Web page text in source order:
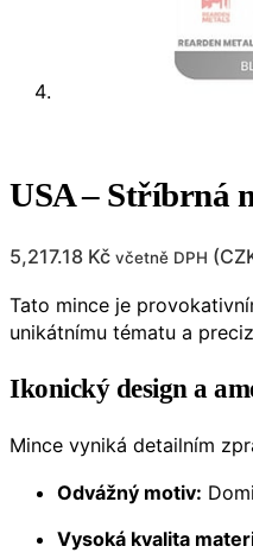
USA – Stříbrná
5,217.18 Kč včetně DPH (
Tato mince je
unikátnímu tématu a
Ikonický design a
Mince vyniká detailním
Odvážný motiv:
Vysoká kvalita